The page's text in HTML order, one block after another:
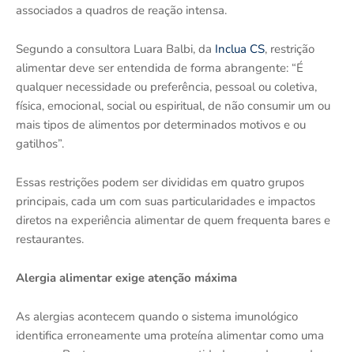
associados a quadros de reação intensa.
Segundo a consultora Luara Balbi, da Inclua CS, restrição
alimentar deve ser entendida de forma abrangente: “É
qualquer necessidade ou preferência, pessoal ou coletiva,
física, emocional, social ou espiritual, de não consumir um ou
mais tipos de alimentos por determinados motivos e ou
gatilhos”.
Essas restrições podem ser divididas em quatro grupos
principais, cada um com suas particularidades e impactos
diretos na experiência alimentar de quem frequenta bares e
restaurantes.
Alergia alimentar exige atenção máxima
As alergias acontecem quando o sistema imunológico
identifica erroneamente uma proteína alimentar como uma